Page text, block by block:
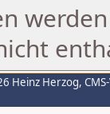
Heinz Herzog,